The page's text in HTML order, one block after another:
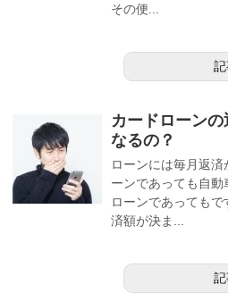
その便...
カードローン
なるの？
ローンには毎月返
ーンであっても自
ローンであっても
済額が決ま...